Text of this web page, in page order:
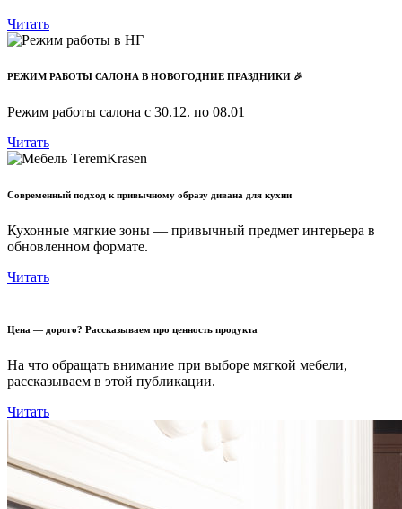
Читать
РЕЖИМ РАБОТЫ САЛОНА В НОВОГОДНИЕ ПРАЗДНИКИ 🎉
Режим работы салона с 30.12. по 08.01
Читать
Современный подход к привычному образу дивана для кухни
Кухонные мягкие зоны — привычный предмет интерьера в
обновленном формате.
Читать
Цена — дорого? Рассказываем про ценность продукта
На что обращать внимание при выборе мягкой мебели,
рассказываем в этой публикации.
Читать